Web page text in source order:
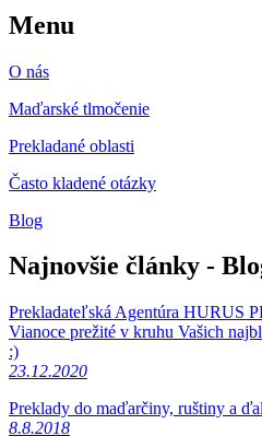
Menu
O nás
Maďarské tlmočenie
Prekladané oblasti
Často kladené otázky
Blog
Najnovšie články -
Prekladateľská Agentúra HURUS
Vianoce prežité v kruhu Vašich
:)
23.12.2020
Preklady do maďarčiny, ruštiny a
8.8.2018